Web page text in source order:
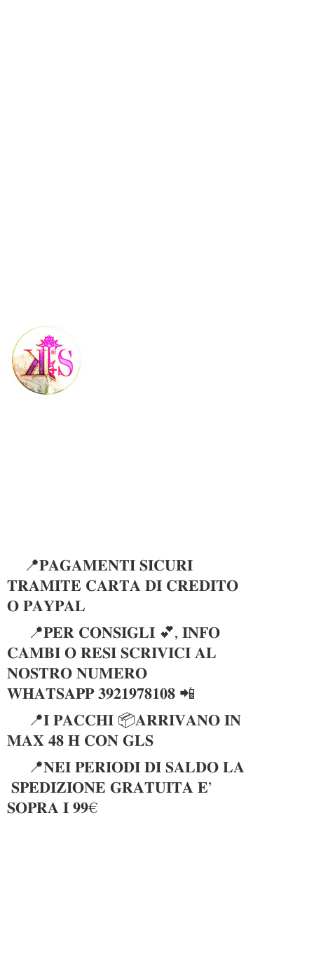
📍𝐏𝐀𝐆𝐀𝐌𝐄𝐍𝐓𝐈 𝐒𝐈𝐂𝐔𝐑𝐈
𝐓𝐑𝐀𝐌𝐈𝐓𝐄 𝐂𝐀𝐑𝐓𝐀 𝐃𝐈 𝐂𝐑𝐄𝐃𝐈𝐓𝐎
𝐎 𝐏𝐀𝐘𝐏𝐀𝐋
📍𝐏𝐄𝐑 𝐂𝐎𝐍𝐒𝐈𝐆𝐋𝐈 💕, 𝐈𝐍𝐅𝐎
𝐂𝐀𝐌𝐁𝐈 𝐎 𝐑𝐄𝐒𝐈 𝐒𝐂𝐑𝐈𝐕𝐈𝐂𝐈 𝐀𝐋
𝐍𝐎𝐒𝐓𝐑𝐎 𝐍𝐔𝐌𝐄𝐑𝐎
𝐖𝐇𝐀𝐓𝐒𝐀𝐏𝐏 𝟑𝟗𝟐𝟏𝟗𝟕𝟖𝟏𝟎𝟖 📲
📍𝐈 𝐏𝐀𝐂𝐂𝐇𝐈 📦𝐀𝐑𝐑𝐈𝐕𝐀𝐍𝐎 𝐈𝐍
𝐌𝐀𝐗 𝟒𝟖 𝐇 𝐂𝐎𝐍 𝐆𝐋𝐒
📍𝐍𝐄𝐈 𝐏𝐄𝐑𝐈𝐎𝐃𝐈 𝐃𝐈 𝐒𝐀𝐋𝐃𝐎 𝐋𝐀
𝐒𝐏𝐄𝐃𝐈𝐙𝐈𝐎𝐍𝐄 𝐆𝐑𝐀𝐓𝐔𝐈𝐓𝐀 𝐄’
𝐒𝐎𝐏𝐑𝐀 𝐈 𝟗𝟗€